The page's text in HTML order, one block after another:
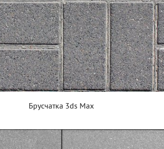
Брусчатка 3ds Max